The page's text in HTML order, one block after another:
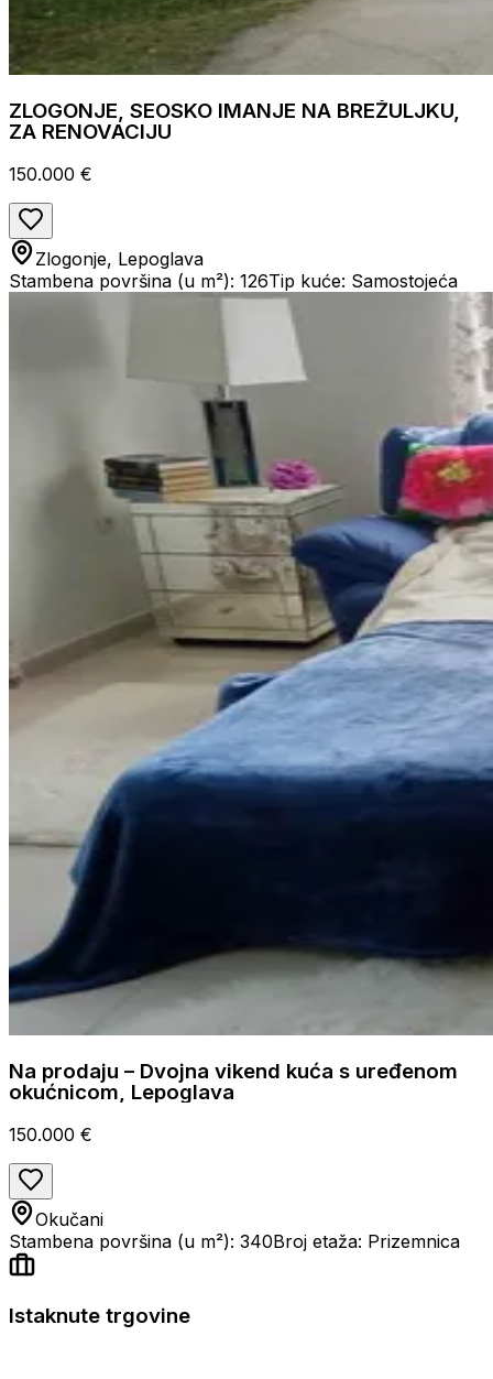
ZLOGONJE, SEOSKO IMANJE NA BREŽULJKU,
ZA RENOVACIJU
150.000 €
Zlogonje, Lepoglava
Stambena površina (u m²): 126Tip kuće: Samostojeća
Na prodaju – Dvojna vikend kuća s uređenom
okućnicom, Lepoglava
150.000 €
Okučani
Stambena površina (u m²): 340Broj etaža: Prizemnica
Istaknute trgovine